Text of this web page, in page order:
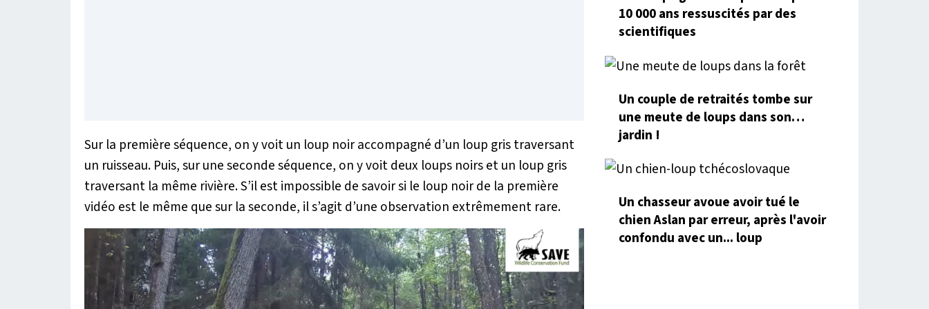
Sur la première séquence, on y voit un loup noir accompagné d’un loup gris traversant
un ruisseau. Puis, sur une seconde séquence, on y voit deux loups noirs et un loup gris
traversant la même rivière. S’il est impossible de savoir si le loup noir de la première
vidéo est le même que sur la seconde, il s’agit d’une observation extrêmement rare.
10 000 ans ressuscités par des
scientifiques
Un couple de retraités tombe sur
une meute de loups dans son…
jardin !
Un chasseur avoue avoir tué le
chien Aslan par erreur, après l'avoir
confondu avec un... loup